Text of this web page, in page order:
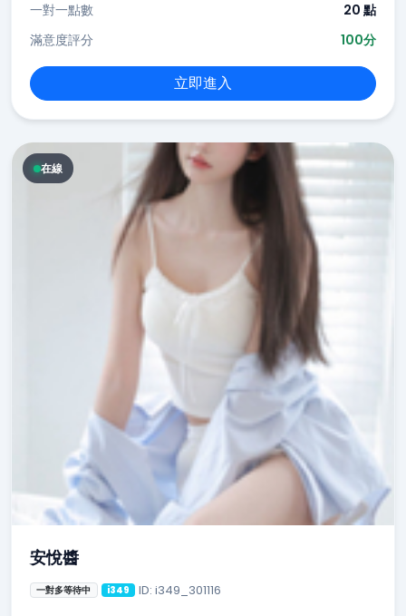
一對一點數
20 點
滿意度評分
100分
立即進入
在線
安悅醬
一對多等待中 i349 ID: i349_301116